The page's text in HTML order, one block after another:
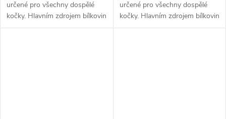
určené pro všechny dospělé
kočky. Hlavním zdrojem bílkovin
je hypoalergenní jehněčí maso.
určené pro všechny dospělé
kočky. Hlavním zdrojem bílkovin
je vysoce kvalitní kuřecí...